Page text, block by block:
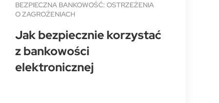
BEZPIECZNA BANKOWOŚĆ: OSTRZEŻENIA
O ZAGROŻENIACH
Jak bezpiecznie korzystać
z bankowości
elektronicznej